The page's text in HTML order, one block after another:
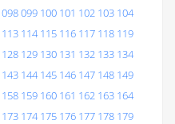
098099 100 101 102 103 104
113 114 115 116 117 118 119
128 129 130 131 132 133 134
143 144 145 146 147 148 149
158 159 160 161 162 163 164
173 174 175 176 177 178 179